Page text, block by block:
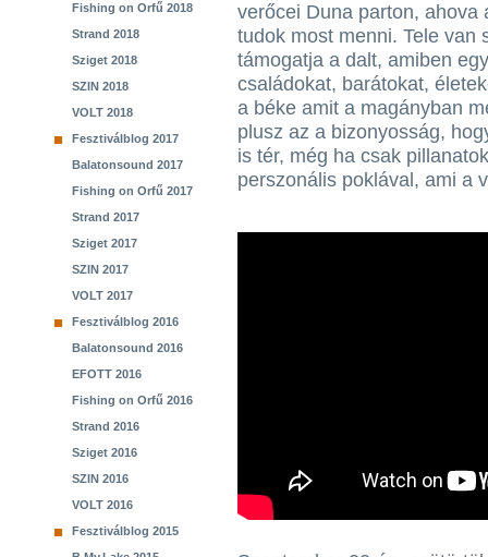
Fishing on Orfű 2018
Strand 2018
Sziget 2018
SZIN 2018
VOLT 2018
Fesztiválblog 2017
Balatonsound 2017
Fishing on Orfű 2017
Strand 2017
Sziget 2017
SZIN 2017
VOLT 2017
Fesztiválblog 2016
Balatonsound 2016
EFOTT 2016
Fishing on Orfű 2016
Strand 2016
Sziget 2016
SZIN 2016
VOLT 2016
Fesztiválblog 2015
verőcei Duna parton, ahova
tudok most menni. Tele van
támogatja a dalt, amiben
családokat, barátokat,
a béke amit a magányban
plusz az a bizonyosság,
is tér, még ha csak
perszonális poklával, ami a